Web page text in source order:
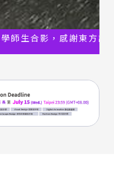
師生合影，感謝東方設